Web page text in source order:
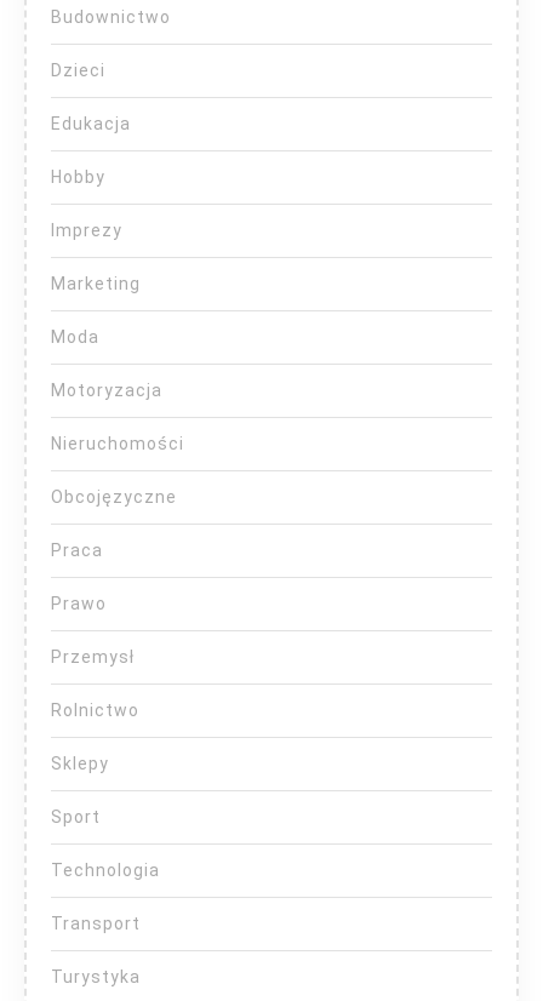
Budownictwo
Dzieci
Edukacja
Hobby
Imprezy
Marketing
Moda
Motoryzacja
Nieruchomości
Obcojęzyczne
Praca
Prawo
Przemysł
Rolnictwo
Sklepy
Sport
Technologia
Transport
Turystyka